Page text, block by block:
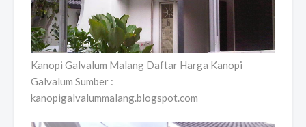
Kanopi Galvalum Malang Daftar Harga Kanopi
Galvalum Sumber :
kanopigalvalummalang.blogspot.com